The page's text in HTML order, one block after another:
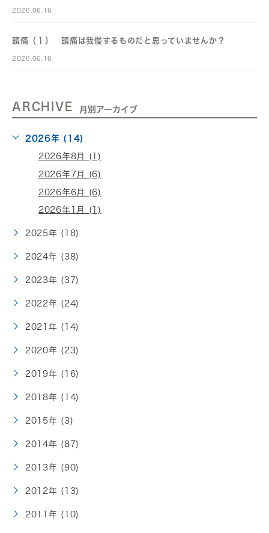
2026.06.16
頭痛（１） 頭痛は我慢するものだと思っていませんか？
2026.06.16
ARCHIVE 月別アーカイブ
2026年 (14)
2026年8月 (1)
2026年7月 (6)
2026年6月 (6)
2026年1月 (1)
2025年 (18)
2024年 (38)
2023年 (37)
2022年 (24)
2021年 (14)
2020年 (23)
2019年 (16)
2018年 (14)
2015年 (3)
2014年 (87)
2013年 (90)
2012年 (13)
2011年 (10)